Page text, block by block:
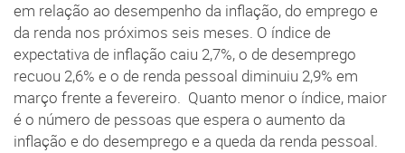
em relação ao desempenho da inflação, do emprego e
da renda nos próximos seis meses. O índice de
expectativa de inflação caiu 2,7%, o de desemprego
recuou 2,6% e o de renda pessoal diminuiu 2,9% em
março frente a fevereiro. Quanto menor o índice, maior
é o número de pessoas que espera o aumento da
inflação e do desemprego e a queda da renda pessoal.